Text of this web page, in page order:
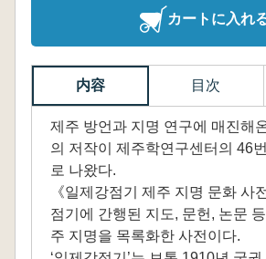
カートに入れ
内容 目次
제주 방언과 지명 연구에 매진해
의 저작이 제주학연구센터의 46
로 나왔다.
《일제강점기 제주 지명 문화 사
점기에 간행된 지도, 문헌, 논문
주 지명을 목록화한 사전이다.